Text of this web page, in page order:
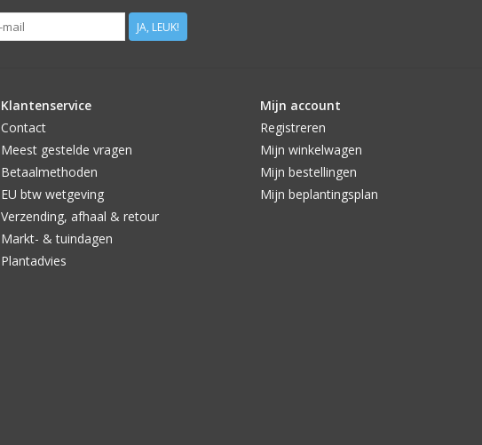
JA, LEUK!
Klantenservice
Contact
Meest gestelde vragen
Betaalmethoden
EU btw wetgeving
Verzending, afhaal & retour
Markt- & tuindagen
Plantadvies
Mijn account
Registreren
Mijn winkelwagen
Mijn bestellingen
Mijn beplantingsplan